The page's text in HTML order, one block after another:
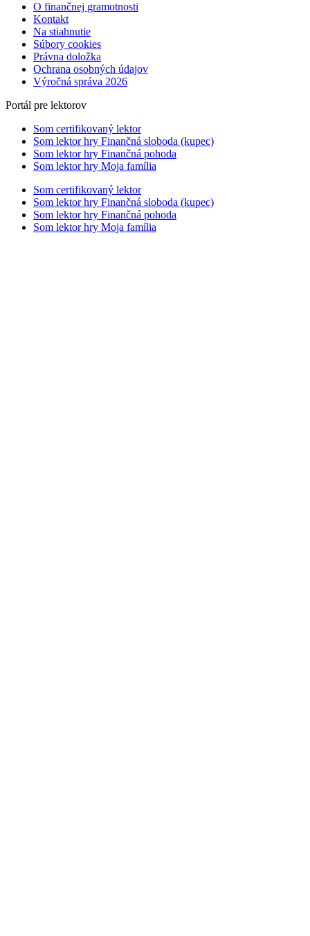
O finančnej gramotnosti
Kontakt
Na stiahnutie
Súbory cookies
Právna doložka
Ochrana osobných údajov
Výročná správa 2026
Portál pre lektorov
Som certifikovaný lektor
Som lektor hry Finančná sloboda (kupec)
Som lektor hry Finančná pohoda
Som lektor hry Moja família
Som certifikovaný lektor
Som lektor hry Finančná sloboda (kupec)
Som lektor hry Finančná pohoda
Som lektor hry Moja família